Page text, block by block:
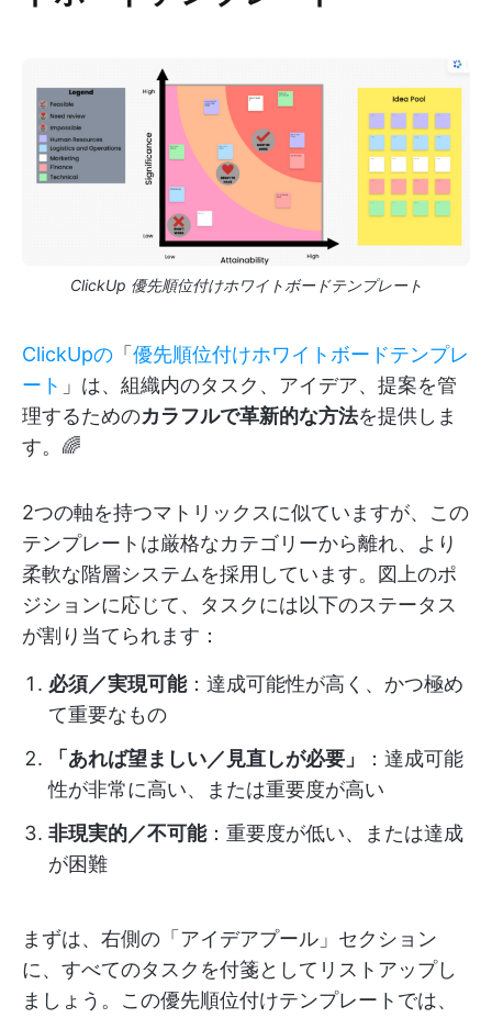
ClickUp 優先順位付けホワイトボードテンプレート
ClickUpの 「 優先順位付けホワイトボードテンプレ
ート 」は、組織内のタスク、アイデア、提案を管
理するためのカラフルで革新的な方法を提供しま
す。🌈
2つの軸を持つマトリックスに似ていますが、この
テンプレートは厳格なカテゴリーから離れ、より
柔軟な階層システムを採用しています。図上のポ
ジションに応じて、タスクには以下のステータス
が割り当てられます：
必須／実現可能：達成可能性が高く、かつ極め
て重要なもの
「あれば望ましい／見直しが必要」
：達成可能
性が非常に高い、または重要度が高い
非現実的／不可能：重要度が低い、または達成
が困難
まずは、右側の「アイデアプール」セクション
に、すべてのタスクを付箋としてリストアップし
ましょう。この優先順位付けテンプレートでは、